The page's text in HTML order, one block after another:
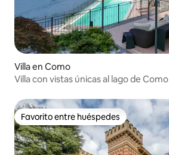
Villa en Como
Villa con vistas únicas al lago de Como
Favorito entre huéspedes
Favorito entre huéspedes